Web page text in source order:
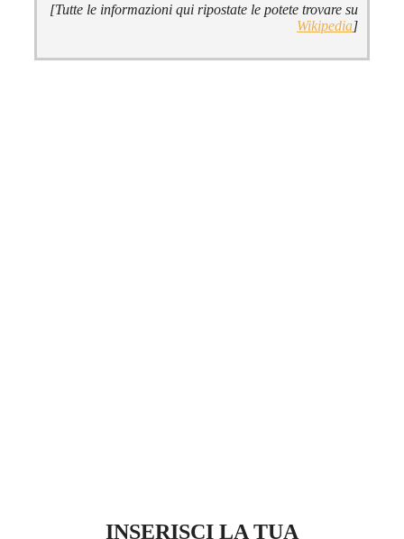
[Tutte le informazioni qui ripostate le potete trovare su
Wikipedia]
INSERISCI LA TUA